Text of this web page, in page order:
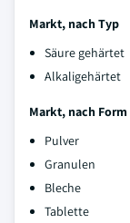
Markt, nach Typ
Säure gehärtet
Alkaligehärtet
Markt, nach Form
Pulver
Granulen
Bleche
Tablette